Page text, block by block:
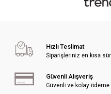
Hızlı Teslimat
Siparişleriniz en kısa
Güvenli Alışveriş
Güvenli ve kolay